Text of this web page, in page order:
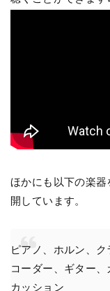
ほかにも以下の楽
開しています。
ピアノ、ホルン、
コーダー、ギター
カッション